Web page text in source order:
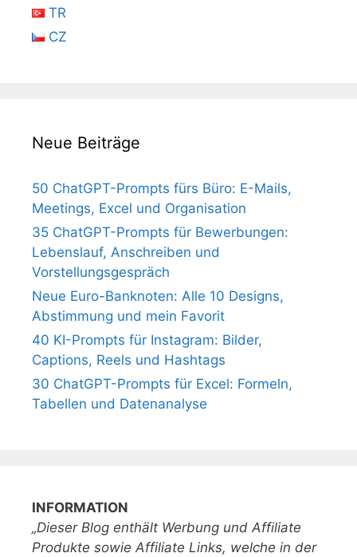
TR
CZ
Neue Beiträge
50 ChatGPT-Prompts fürs Büro: E-Mails,
Meetings, Excel und Organisation
35 ChatGPT-Prompts für Bewerbungen:
Lebenslauf, Anschreiben und
Vorstellungsgespräch
Neue Euro-Banknoten: Alle 10 Designs,
Abstimmung und mein Favorit
40 KI-Prompts für Instagram: Bilder,
Captions, Reels und Hashtags
30 ChatGPT-Prompts für Excel: Formeln,
Tabellen und Datenanalyse
INFORMATION
„Dieser Blog enthält Werbung und Affiliate
Produkte sowie Affiliate Links, welche in der